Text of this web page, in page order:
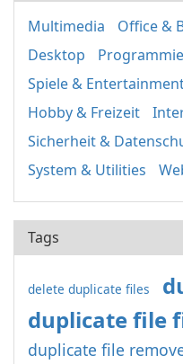
Multimedia Office &
Desktop
Spiele &
Hobby & Freizeit
Sicherheit &
System & Utilities
Tags
delete duplicate files
duplicate file
duplicate file